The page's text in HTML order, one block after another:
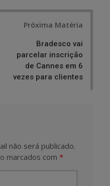
Próxima Matéria
Bradesco vai
parcelar inscrição
de Cannes em 6
vezes para clientes
não será publicado.
marcados com *